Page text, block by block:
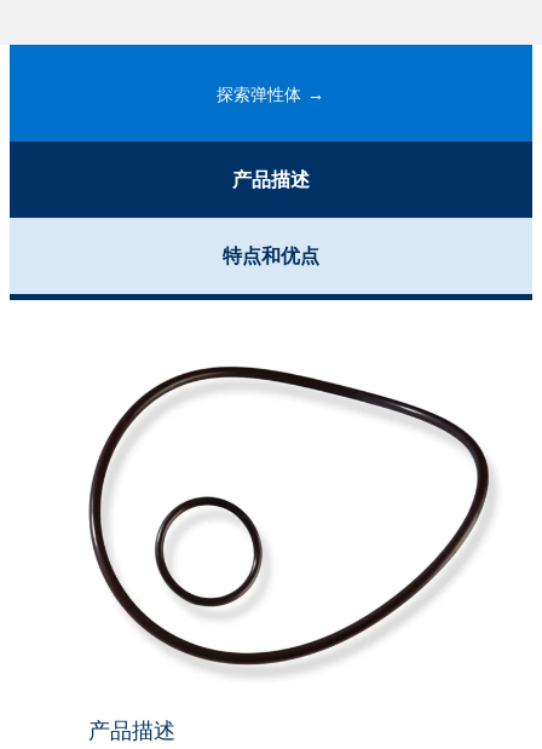
探索弹性体
产品描述
特点和优点
产品描述